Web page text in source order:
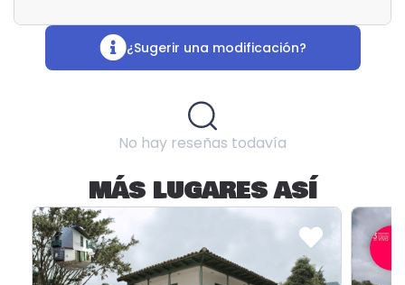
¿Sugerir una modificación?
No hay reseñas todavía
MÁS LUGARES ASÍ